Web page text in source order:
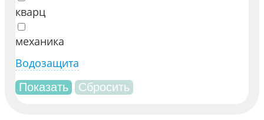
кварц
механика
Водозащита